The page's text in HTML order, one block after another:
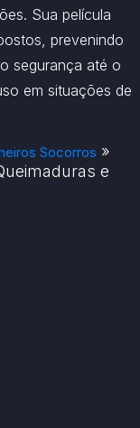
Sua película
prevenindo
segurança até o
em situações de
Socorros »
e